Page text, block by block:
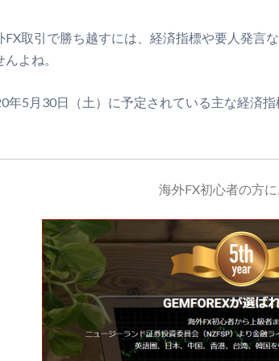
FX取引で勝ち越すには、経済指標や要人発言
んよね。
年5月30日（土）に予定されている主な経済
海外FX初心者の方に